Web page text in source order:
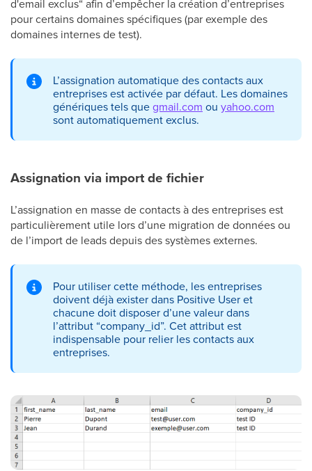
d'email exclus“ afin d’empêcher la création d’entreprises
pour certains domaines spécifiques (par exemple des
domaines internes de test).
L’assignation automatique des contacts aux
entreprises est activée par défaut. Les domaines
génériques tels quegmail.com ou yahoo.com
sont automatiquement exclus.
Assignation via import de fichier
L’assignation en masse de contacts à des entreprises est
particulièrement utile lors d’une migration de données ou
de l’import de leads depuis des systèmes externes.
Pour utiliser cette méthode, les entreprises
doivent déjà exister dans Positive User et
chacune doit disposer d’une valeur dans
l’attribut “company_id”. Cet attribut est
indispensable pour relier les contacts aux
entreprises.